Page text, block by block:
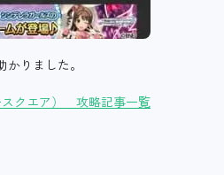
りました。
クエア） 攻略記事一覧